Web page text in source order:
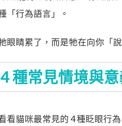
「行為語言」。
睛累了，而是牠在向你「說
種常見情境與
貓咪最常見的 4 種眨眼行